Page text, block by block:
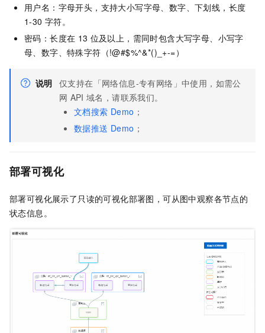
用户名：字母开头，支持大小写字母、数字、下划线，长度
1-30 字符。
密码：长度在 13 位及以上，需同时包含大写字母、小写字
母、数字、特殊字符（!@#$%^&*()_+-=）
说明 仅支持在「网络信息-专有网络」中使用，如需公
网 API 域名，请联系我们。
文档搜索 Demo ；
数据推送 Demo ；
部署可视化
部署可视化展示了只读的可视化部署图，可从图中观察各节点的
状态信息。